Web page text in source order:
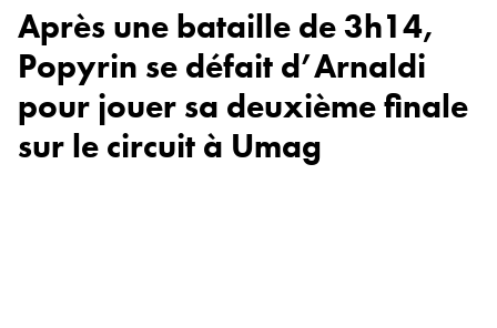
Après une bataille de 3h14,
Popyrin se défait d’Arnaldi
pour jouer sa deuxième finale
sur le circuit à Umag